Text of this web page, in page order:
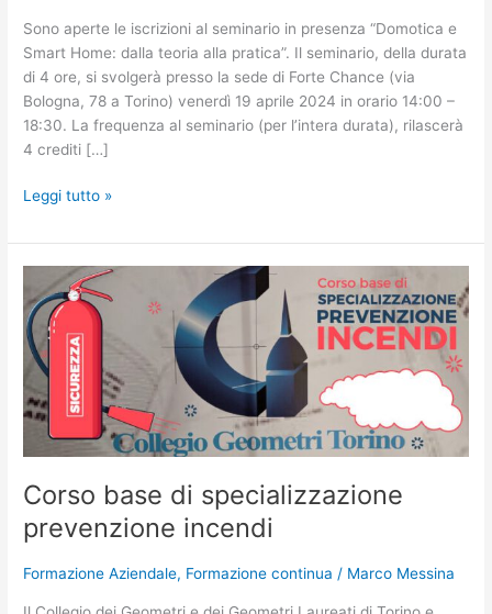
Sono aperte le iscrizioni al seminario in presenza “Domotica e
Smart Home: dalla teoria alla pratica”. Il seminario, della durata
di 4 ore, si svolgerà presso la sede di Forte Chance (via
Bologna, 78 a Torino) venerdì 19 aprile 2024 in orario 14:00 –
18:30. La frequenza al seminario (per l’intera durata), rilascerà
4 crediti […]
Leggi tutto »
Corso base di specializzazione
prevenzione incendi
Formazione Aziendale, Formazione continua / Marco Messina
Corso
base
di
specializzazione
prevenzione
incendi